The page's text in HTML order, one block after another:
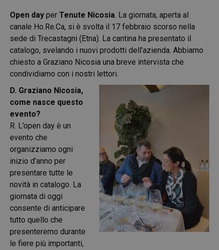
Open day per Tenute Nicosia. La giornata, aperta al
canale Ho.Re.Ca, si è svolta il 17 febbraio scorso nella
sede di Trecastagni (Etna). La cantina ha presentato il
catalogo, svelando i nuovi prodotti dell’azienda. Abbiamo
chiesto a Graziano Nicosia una breve intervista che
condividiamo con i nostri lettori.
D. Graziano Nicosia,
come nasce questo
evento?
R. L’open day è un
evento che
organizziamo ogni
inizio d’anno per
presentare tutte le
novità in catalogo. La
giornata di oggi
consente di anticipare
tutto quello che
presenteremo durante
le fiere più importanti,